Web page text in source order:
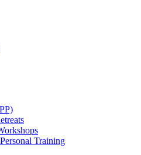
Training